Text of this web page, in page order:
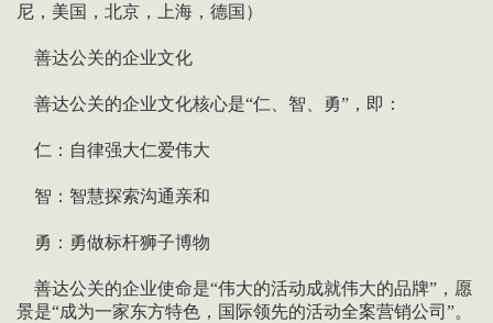
尼，美国，北京，上海，德国）
善达公关的企业文化
善达公关的企业文化核心是“仁、智、勇”，即：
仁：自律强大仁爱伟大
智：智慧探索沟通亲和
勇：勇做标杆狮子博物
善达公关的企业使命是“伟大的活动成就伟大的品牌”，愿
景是“成为一家东方特色，国际领先的活动全案营销公司”。